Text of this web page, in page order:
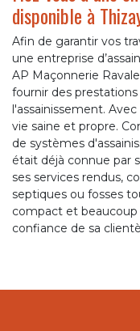
disponible à
Afin de garantir vos
une entreprise
AP Maçonnerie
fournir des
l'assainissement.
vie saine et propre.
de systèmes
était déjà connue par
ses services rendus,
septiques ou fosses
compact et beaucoup
confiance de sa